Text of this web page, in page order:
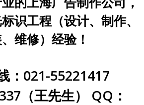
识工程（设计、制作、
维修）经验！
：021-55221417
（王先生） QQ：